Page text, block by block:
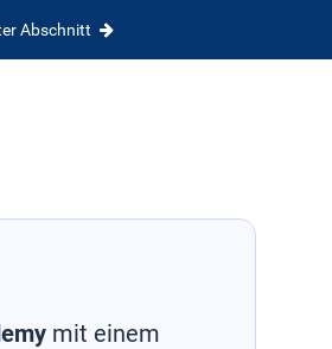
Abschnitt
mit einem